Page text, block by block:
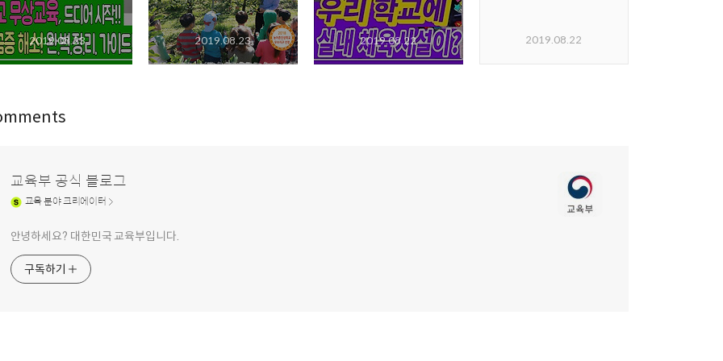
2019.08.23 2019.08.23 2019.08.22 2019.08.22
교육부 공식 블로그
교육분야 크리에이터
안녕하세요? 대한민국 교육부입니다.
구독하기